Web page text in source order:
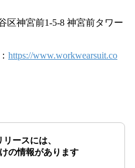
区神宮前1-5-8 神宮前タワー
https://www.workwearsuit.co
ースには、
の情報があります